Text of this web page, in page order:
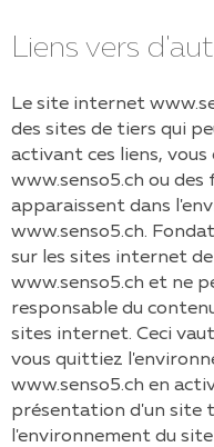
Liens vers
Le site internet
des sites de tiers qui
activant ces liens,
www.senso5.ch ou des
apparaissent dans
www.senso5.ch.
sur les sites internet
www.senso5.ch et ne
responsable du
sites internet. Ceci
vous quittiez
www.senso5.ch en
présentation d'un site
l'environnement du site